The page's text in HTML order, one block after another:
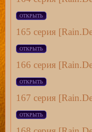
165 серия
166 серия
167 серия